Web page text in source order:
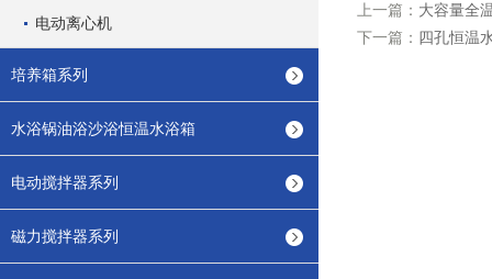
电动离心机
培养箱系列
水浴锅油浴沙浴恒温水浴箱
电动搅拌器系列
磁力搅拌器系列
上一篇： 大容量全
下一篇： 四孔恒温